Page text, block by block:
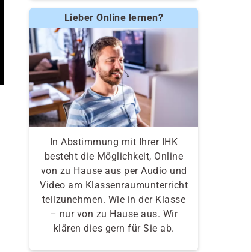
Lieber Online lernen?
In Abstimmung mit Ihrer IHK
besteht die Möglichkeit, Online
von zu Hause aus per Audio und
Video am Klassenraumunterricht
teilzunehmen. Wie in der Klasse
– nur von zu Hause aus. Wir
klären dies gern für Sie ab.